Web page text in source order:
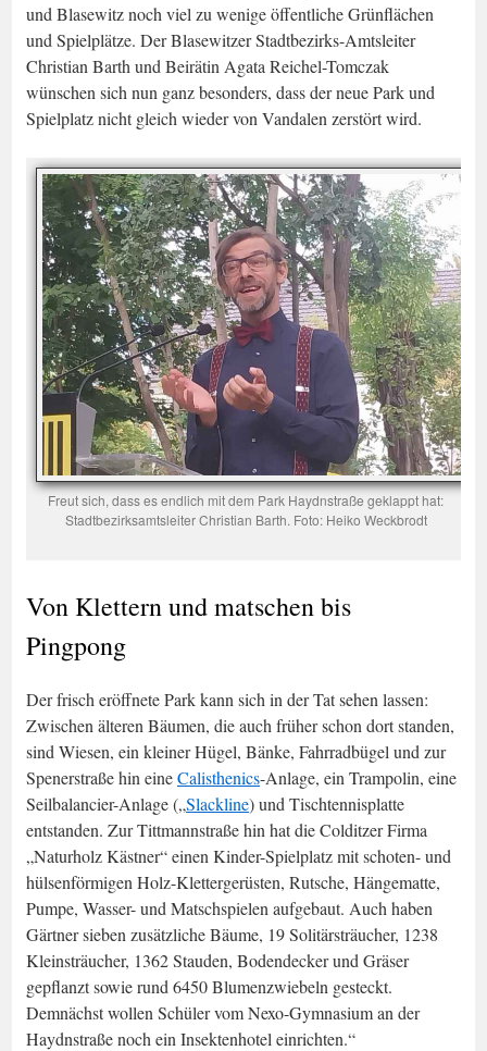
und Blasewitz noch viel zu wenige öffentliche Grünflächen
und Spielplätze. Der Blasewitzer Stadtbezirks-Amtsleiter
Christian Barth und Beirätin Agata Reichel-Tomczak
wünschen sich nun ganz besonders, dass der neue Park und
Spielplatz nicht gleich wieder von Vandalen zerstört wird.
Freut sich, dass es endlich mit dem Park Haydnstraße geklappt hat:
Stadtbezirksamtsleiter Christian Barth. Foto: Heiko Weckbrodt
Von Klettern und matschen bis
Pingpong
Der frisch eröffnete Park kann sich in der Tat sehen lassen:
Zwischen älteren Bäumen, die auch früher schon dort standen,
sind Wiesen, ein kleiner Hügel, Bänke, Fahrradbügel und zur
Spenerstraße hin eineCalisthenics-Anlage, ein Trampolin, eine
Seilbalancier-Anlage („Slackline) und Tischtennisplatte
entstanden. Zur Tittmannstraße hin hat die Colditzer Firma
„Naturholz Kästner“ einen Kinder-Spielplatz mit schoten- und
hülsenförmigen Holz-Klettergerüsten, Rutsche, Hängematte,
Pumpe, Wasser- und Matschspielen aufgebaut. Auch haben
Gärtner sieben zusätzliche Bäume, 19 Solitärsträucher, 1238
Kleinsträucher, 1362 Stauden, Bodendecker und Gräser
gepflanzt sowie rund 6450 Blumenzwiebeln gesteckt.
Demnächst wollen Schüler vom Nexo-Gymnasium an der
Haydnstraße noch ein Insektenhotel einrichten.“